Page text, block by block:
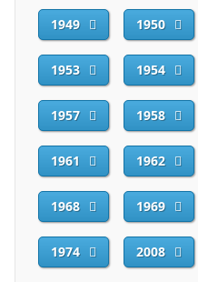
1949 1950
1953 1954
1957 1958
1961 1962
1968 1969
1974 2008